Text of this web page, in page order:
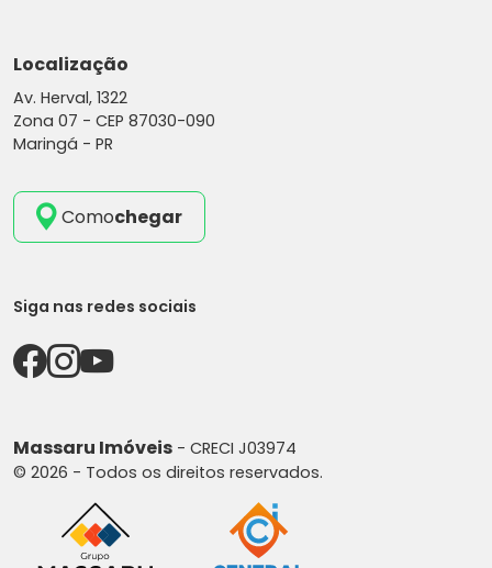
Localização
Av. Herval, 1322
Zona 07 - CEP 87030-090
Maringá - PR
Comochegar
Siga nas redes sociais
Massaru Imóveis - CRECI J03974
© 2026 - Todos os direitos reservados.